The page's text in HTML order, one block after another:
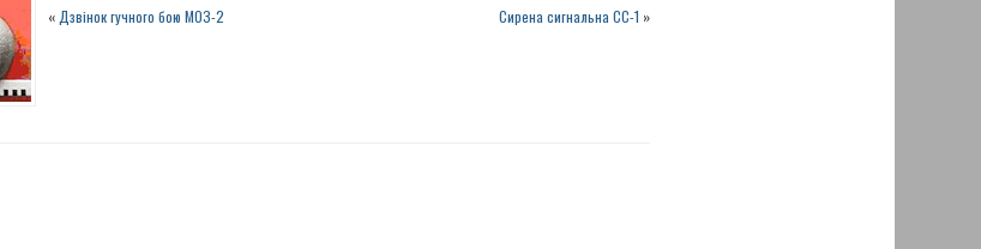
« Дзвінок гучного бою МОЗ-2 Сирена сигнальна СС-1 »